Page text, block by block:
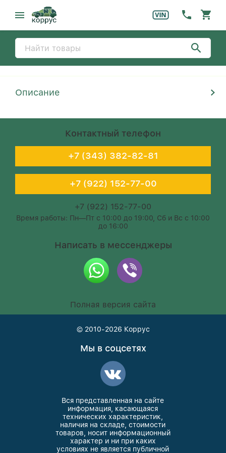
Описание
Контактный телефон
+7 (343) 382-82-81
+7 (922) 152-77-00
+7 (922) 152-77-00
Время работы: Пн—Пт с 10:00 до 19:00, Сб и Вс с 10:00
до 16:00
Написать в мессенджеры
Полная версия сайта
© 2010-2026 Коррус
Мы в соцсетях
Вся представленная на сайте
информация, касающаяся
технических характеристик,
наличия на складе, стоимости
товаров, носит информационный
характер и ни при каких
условиях не является публичной